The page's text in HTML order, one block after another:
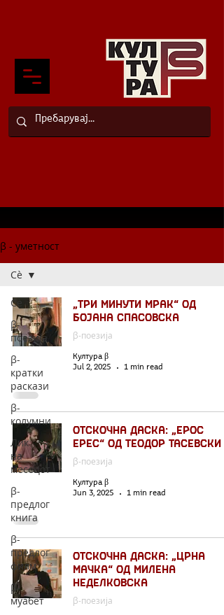
β - уметност
Сè
β-
поезија
β-
кратки
раскази
β-
колумни
Лик
на
месецот
β-
предлог
книга
β-
предлог
филм
β-
муабет
Сè
„Три минути мрак“ од
Бојана Спасовска
β-поезија
Култура β
Jul 2, 2025
1 min read
Отскочна даска: „Ерос
ерес“ од Теодор Тасевски
β-поезија
Култура β
Jun 3, 2025
1 min read
Отскочна даска: „Црна
мачка“ од Милена
Неделковска
β-поезија